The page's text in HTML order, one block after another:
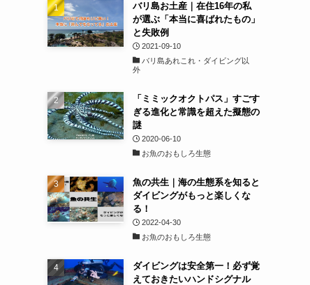
バリ島お土産｜在住16年の私
が選ぶ「本当に喜ばれたもの」
と失敗例
2021-09-10
バリ島あれこれ・ダイビング以
外
「ミミックオクトパス」すごす
ぎる進化と常識を超えた擬態の
謎
2020-06-10
お魚のおもしろ生態
魚の共生｜海の生態系を知ると
ダイビングがもっと楽しくな
る！
2022-04-30
お魚のおもしろ生態
ダイビングは安全第一！必ず覚
えておきたいハンドシグナル